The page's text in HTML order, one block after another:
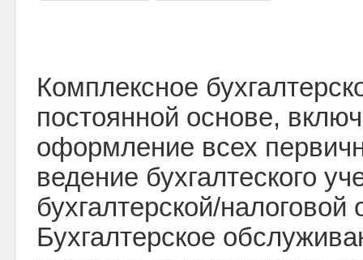
Комплексное
постоянной основе,
оформление всех
ведение бухгалтеского
бухгалтерской/налоговой
Бухгалтерское